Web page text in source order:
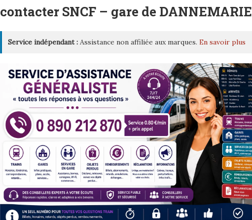
contacter SNCF – gare de DANNEMARIE
Service indépendant : Assistance non affiliée aux marques. En savoir plus